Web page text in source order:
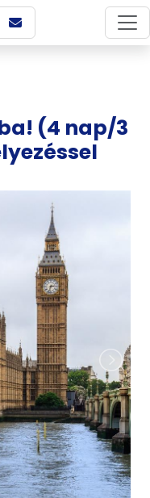
(4 nap/3